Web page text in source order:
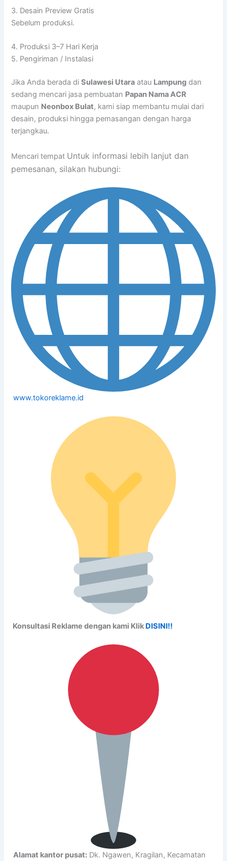
3. Desain Preview Gratis
Sebelum produksi.
4. Produksi 3–7 Hari Kerja
5. Pengiriman / Instalasi
Jika Anda berada diSulawesi Utara atau Lampung dan
sedang mencari jasa pembuatan Papan Nama ACR
maupun Neonbox Bulat, kami siap membantu mulai dari
desain, produksi hingga pemasangan dengan harga
terjangkau.
Mencari tempat Untuk informasi lebih lanjut dan
pemesanan, silakan hubungi:
www.tokoreklame.id
Konsultasi Reklame dengan kami Klik DISINI!!
Alamat kantor pusat: Dk. Ngawen, Kragilan, Kecamatan